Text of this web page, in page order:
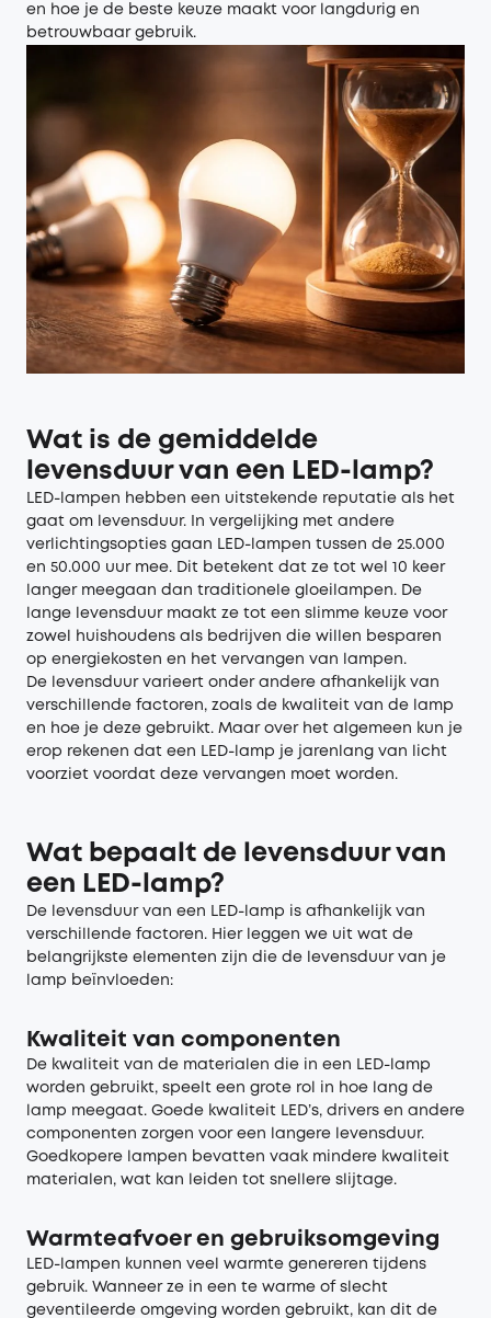
en hoe je de beste keuze maakt voor langdurig en
betrouwbaar gebruik.
Wat is de gemiddelde
levensduur van een LED-lamp?
LED-lampen hebben een uitstekende reputatie als het
gaat om levensduur. In vergelijking met andere
verlichtingsopties gaan LED-lampen tussen de 25.000
en 50.000 uur mee. Dit betekent dat ze tot wel 10 keer
langer meegaan dan traditionele gloeilampen. De
lange levensduur maakt ze tot een slimme keuze voor
zowel huishoudens als bedrijven die willen besparen
op energiekosten en het vervangen van lampen.
De levensduur varieert onder andere afhankelijk van
verschillende factoren, zoals de kwaliteit van de lamp
en hoe je deze gebruikt. Maar over het algemeen kun je
erop rekenen dat een LED-lamp je jarenlang van licht
voorziet voordat deze vervangen moet worden.
Wat bepaalt de levensduur van
een LED-lamp?
De levensduur van een LED-lamp is afhankelijk van
verschillende factoren. Hier leggen we uit wat de
belangrijkste elementen zijn die de levensduur van je
lamp beïnvloeden:
Kwaliteit van componenten
De kwaliteit van de materialen die in een LED-lamp
worden gebruikt, speelt een grote rol in hoe lang de
lamp meegaat. Goede kwaliteit LED’s, drivers en andere
componenten zorgen voor een langere levensduur.
Goedkopere lampen bevatten vaak mindere kwaliteit
materialen, wat kan leiden tot snellere slijtage.
Warmteafvoer en gebruiksomgeving
LED-lampen kunnen veel warmte genereren tijdens
gebruik. Wanneer ze in een te warme of slecht
geventileerde omgeving worden gebruikt, kan dit de